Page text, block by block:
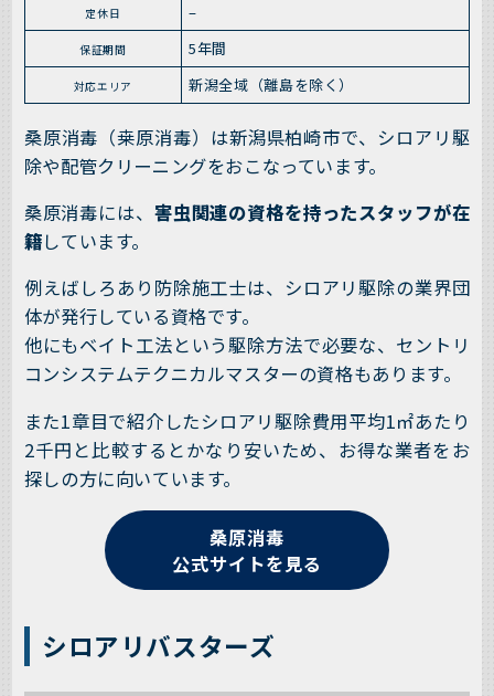
定休日 –
保証期間 5年間
対応エリア 新潟全域（離島を除く）
桑原消毒（桒原消毒）は新潟県柏崎市で、シロアリ駆
除や配管クリーニングをおこなっています。
桑原消毒には、 害虫関連の資格を持ったスタッフが在
籍しています。
例えばしろあり防除施工士は、シロアリ駆除の業界団
体が発行している資格です。
他にもベイト工法という駆除方法で必要な、セントリ
コンシステムテクニカルマスターの資格もあります。
また1章目で紹介したシロアリ駆除費用平均1㎡あたり
2千円と比較するとかなり安いため、お得な業者をお
探しの方に向いています。
桑原消毒
公式サイトを見る
シロアリバスターズ